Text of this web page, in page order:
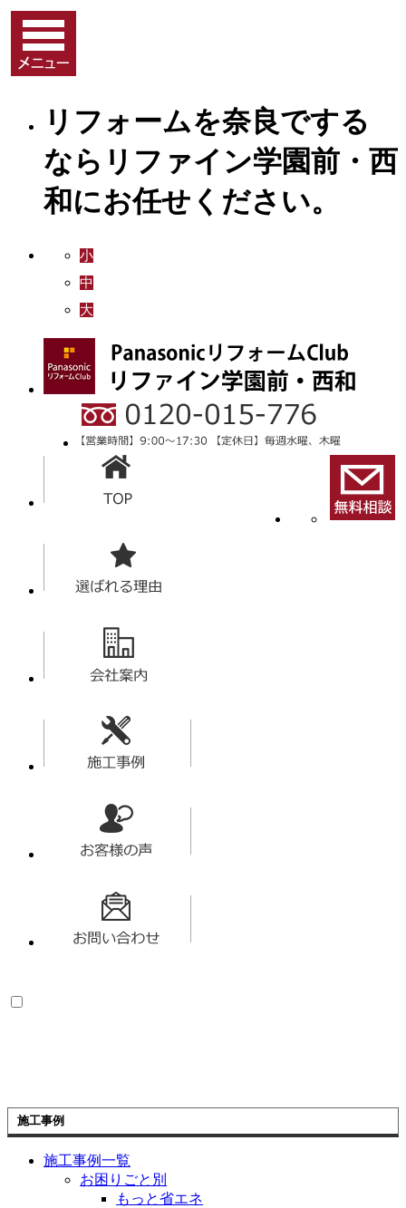
リフォームを奈良でする
ならリファイン学園前・西
和にお任せください。
小
中
大
施工事例
施工事例一覧
お困りごと別
もっと省エネ